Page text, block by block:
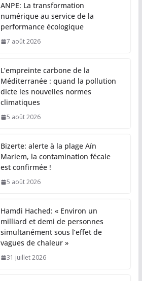
ANPE: La transformation
numérique au service de la
performance écologique
7 août 2026
L’empreinte carbone de la
Méditerranée : quand la pollution
dicte les nouvelles normes
climatiques
5 août 2026
Bizerte: alerte à la plage Aïn
Mariem, la contamination fécale
est confirmée !
5 août 2026
Hamdi Hached: « Environ un
milliard et demi de personnes
simultanément sous l’effet de
vagues de chaleur »
31 juillet 2026